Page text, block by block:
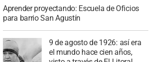
Aprender proyectando: Escuela de Oficios
para barrio San Agustín
9 de agosto de 1926: así era
el mundo hace cien años,